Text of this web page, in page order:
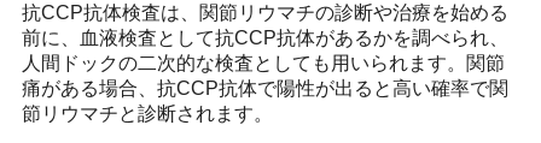
抗CCP抗体検査は、関節リウマチの診断や治療を始める
前に、血液検査として抗CCP抗体があるかを調べられ、
人間ドックの二次的な検査としても用いられます。関節
痛がある場合、抗CCP抗体で陽性が出ると高い確率で関
節リウマチと診断されます。